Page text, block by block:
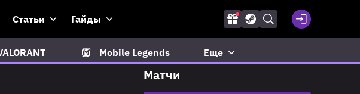
Статьи Гайды
Mobile Legends Еще
Матчи